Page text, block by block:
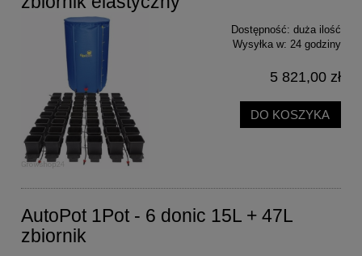
Dostępność: duża ilość
Wysyłka w: 24 godziny
5 821,00 zł
DO KOSZYKA
AutoPot 1Pot - 6 donic 15L + 47L
zbiornik